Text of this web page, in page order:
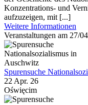
Konzentrations- und
aufzuzeigen, mit [...]
Weitere Informationen
Veranstaltungen am 27/
Spurensuche
22 Apr. 26
Oświęcim